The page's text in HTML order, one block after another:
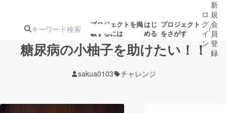
プロジェクトを掲
載するには
はじ
める
プロジェクト
をさがす
ロ
グ
イ
ン
/
新
規
会
員
登
録
糖尿病の小柚子を助けたい！！
sakua0103 チャレンジ